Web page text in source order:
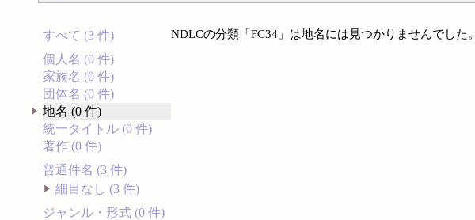
すべて (3 件)
個人名 (0 件)
家族名 (0 件)
団体名 (0 件)
地名 (0 件)
統一タイトル (0 件)
著作 (0 件)
普通件名 (3 件)
細目なし (3 件)
ジャンル・形式 (0 件)
NDLCの分類「FC34」は地名には見つかりませんでした。